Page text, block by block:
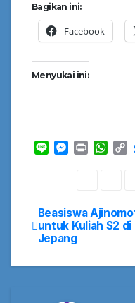
Bagikan ini:
Facebook
Menyukai ini:
M
n
g
e
W
A
p
C
i
n
Navigasi
pos
Beasiswa
untuk Kuliah S2 di
Jepang